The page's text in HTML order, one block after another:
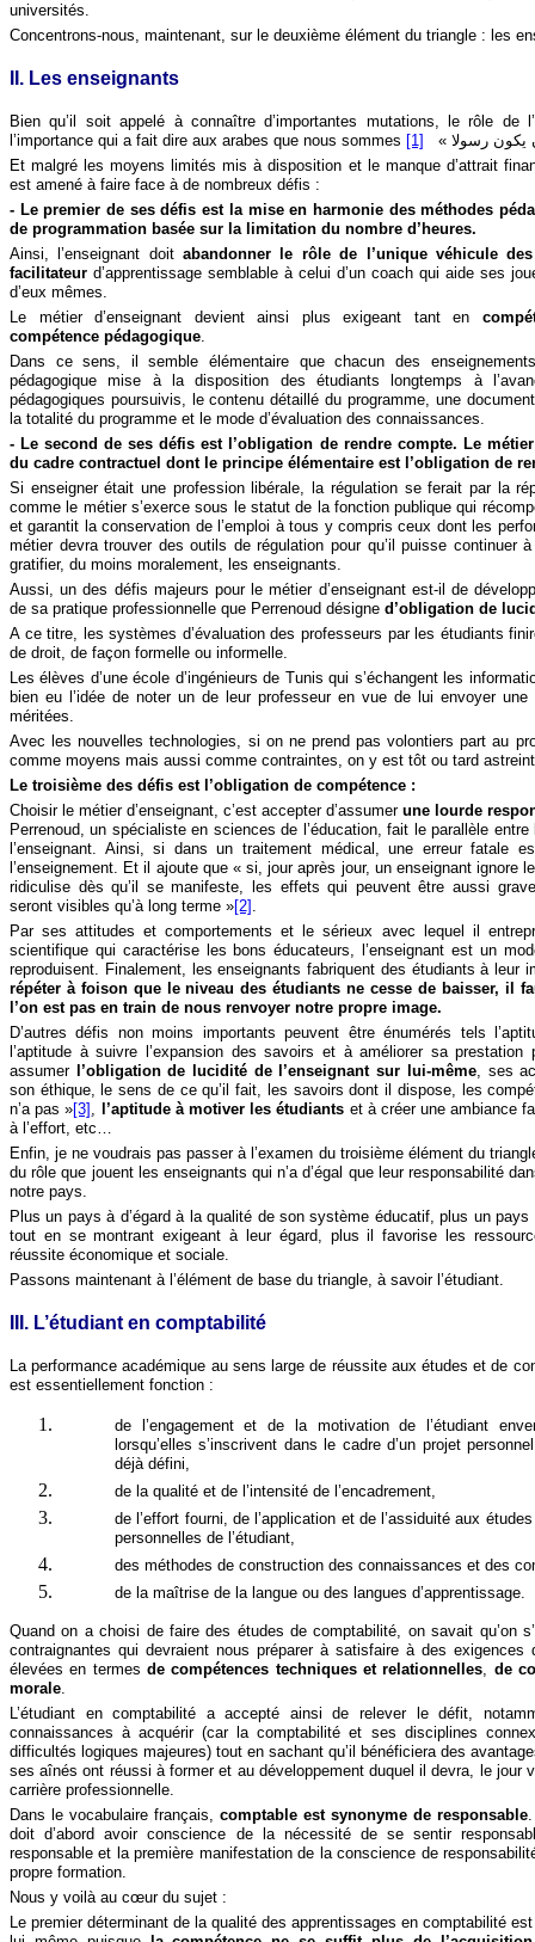
universités.
Concentrons-nous, maintenant, sur le deuxième élément du triangle : les
II. Les enseignants
Bien qu’il soit appelé à connaître d’importantes mutations, le rôle de
l’importance qui a fait dire aux arabes que nous sommes [1] « يكون رسولا
Et malgré les moyens limités mis à disposition et le manque d’attrait
est amené à faire face à de nombreux défis :
- Le premier de ses défis est la mise en harmonie des méthodes
de programmation basée sur la limitation du nombre d’heures.
Ainsi, l’enseignant doitabandonner le rôle de l’unique véhicule
facilitateur d’apprentissage semblable à celui d’un coach qui aide ses
d’eux mêmes.
Le métier d’enseignant devient ainsi plus exigeant tant en
compétence pédagogique
Dans ce sens, il semble élémentaire que chacun des
pédagogique mise à la disposition des étudiants longtemps à
pédagogiques poursuivis, le contenu détaillé du programme, une
la totalité du programme et le mode d’évaluation des connaissances.
- Le second de ses défis est l’obligation de rendre compte. Le
du cadre contractuel dont le principe élémentaire est l’obligation de
Si enseigner était une profession libérale, la régulation se ferait par la
comme le métier s’exerce sous le statut de la fonction publique qui
et garantit la conservation de l’emploi à tous y compris ceux dont les
métier devra trouver des outils de régulation pour qu’il puisse continuer
gratifier, du moins moralement, les enseignants.
Aussi, un des défis majeurs pour le métier d’enseignant est-il de
de sa pratique professionnelle que Perrenoud désigne d’obligation de
A ce titre, les systèmes d’évaluation des professeurs par les étudiants
de droit, de façon formelle ou informelle.
Les élèves d’une école d’ingénieurs de Tunis qui s’échangent les
bien eu l’idée de noter un de leur professeur en vue de lui envoyer
méritées.
Avec les nouvelles technologies, si on ne prend pas volontiers part au
comme moyens mais aussi comme contraintes, on y est tôt ou tard
Le troisième des défis est l’obligation de compétence :
Choisir le métier d’enseignant, c’est accepter d’assumer une lourde
Perrenoud, un spécialiste en sciences de l’éducation, fait le parallèle entre
l’enseignant. Ainsi, si dans un traitement médical, une erreur fatale
l’enseignement. Et il ajoute que « si, jour après jour, un enseignant ignore
ridiculise dès qu’il se manifeste, les effets qui peuvent être aussi
seront visibles qu’à long terme »[2]
Par ses attitudes et comportements et le sérieux avec lequel il
scientifique qui caractérise les bons éducateurs, l’enseignant est un
reproduisent. Finalement, les enseignants fabriquent des étudiants à leur
répéter à foison que le niveau des étudiants ne cesse de baisser, il
l’on est pas en train de nous renvoyer notre propre image.
D’autres défis non moins importants peuvent être énumérés tels
l’aptitude à suivre l’expansion des savoirs et à améliorer sa prestation
assumer l’obligation de lucidité de l’enseignant sur lui-même, ses
son éthique, le sens de ce qu’il fait, les savoirs dont il dispose, les
n’a pas »[3] l’aptitude à motiver les étudiants et à créer une ambiance
à l’effort, etc…
Enfin, je ne voudrais pas passer à l’examen du troisième élément du
du rôle que jouent les enseignants qui n’a d’égal que leur responsabilité
notre pays.
Plus un pays à d’égard à la qualité de son système éducatif, plus un
tout en se montrant exigeant à leur égard, plus il favorise les
réussite économique et sociale.
Passons maintenant à l’élément de base du triangle, à savoir l’étudiant.
III. L’étudiant en comptabilité
La performance académique au sens large de réussite aux études et de
est essentiellement fonction :
de l’engagement et de la motivation de l’étudiant
lorsqu’elles s’inscrivent dans le cadre d’un projet
déjà défini,
de la qualité et de l’intensité de l’encadrement,
de l’effort fourni, de l’application et de l’assiduité aux
personnelles de l’étudiant,
des méthodes de construction des connaissances et des
de la maîtrise de la langue ou des langues d’apprentissage.
Quand on a choisi de faire des études de comptabilité, on savait qu’on
contraignantes qui devraient nous préparer à satisfaire à des
élevées en termes de compétences techniques et relationnelles
de
morale
L’étudiant en comptabilité a accepté ainsi de relever le défit,
connaissances à acquérir (car la comptabilité et ses disciplines
difficultés logiques majeures) tout en sachant qu’il bénéficiera des
ses aînés ont réussi à former et au développement duquel il devra, le jour
carrière professionnelle.
Dans le vocabulaire français, comptable est synonyme de responsable
doit d’abord avoir conscience de la nécessité de se sentir
responsable et la première manifestation de la conscience de
propre formation.
Nous y voilà au cœur du sujet :
Le premier déterminant de la qualité des apprentissages en comptabilité